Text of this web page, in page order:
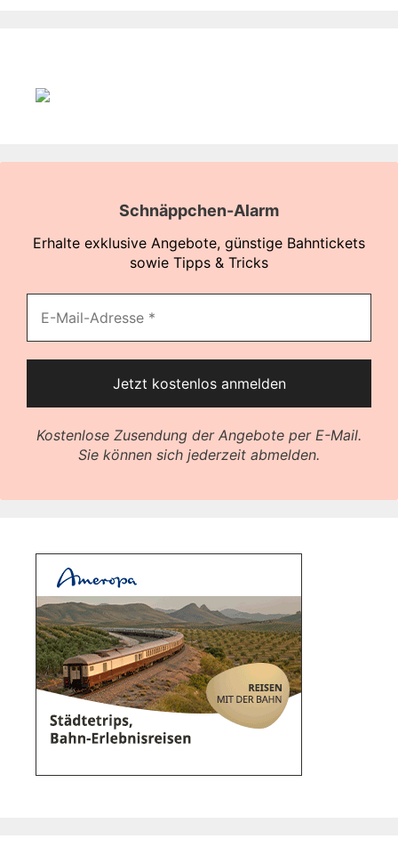
Schnäppchen-Alarm
Erhalte exklusive Angebote, günstige Bahntickets
sowie Tipps & Tricks
Kostenlose Zusendung der Angebote per E-Mail.
Sie können sich jederzeit abmelden.